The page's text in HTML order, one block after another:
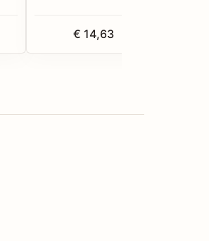
€ 14,63